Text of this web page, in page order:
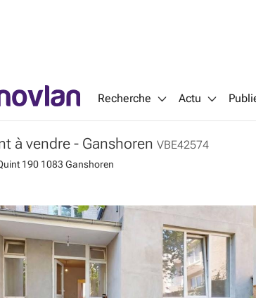
Recherche Actu
à vendre - Ganshoren VBE42574
190 1083 Ganshoren